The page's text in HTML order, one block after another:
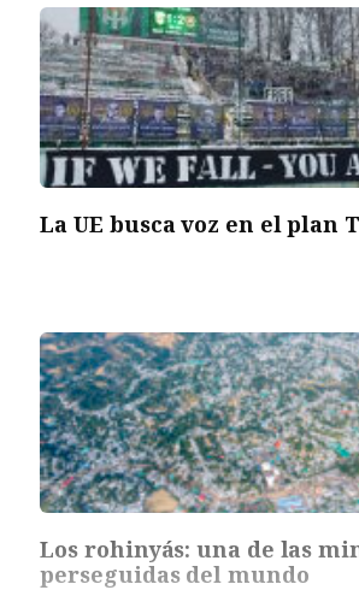
La UE busca voz en el plan
Los rohinyás: una de las
perseguidas del mundo